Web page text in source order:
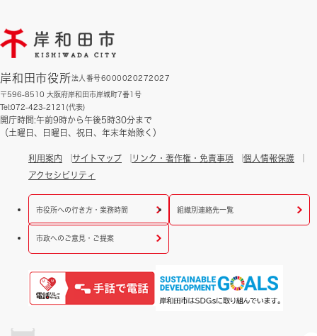
岸和田市役所法人番号6000020272027
〒596-8510 大阪府岸和田市岸城町7番1号
Tel:072-423-2121(代表)
開庁時間:午前9時から午後5時30分まで
（土曜日、日曜日、祝日、年末年始除く）
利用案内 サイトマップ リンク・著作権・免責事項
個人情報保護
アクセシビリティ
市役所への行き方・業務時間 組織別連絡先一覧
市政へのご意見・ご提案